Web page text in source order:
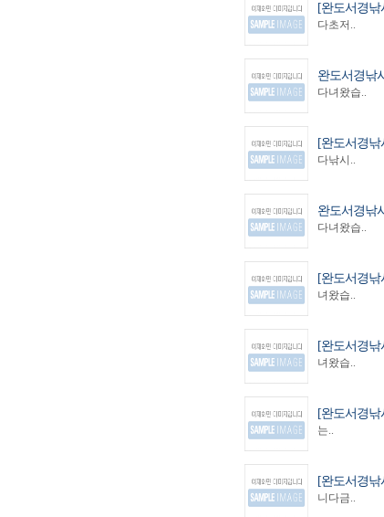
[완도서경
다초저..
완도서경낚
다녀왔습..
[완도서경
다낚시..
완도서경낚
다녀왔습..
[완도서경
녀왔습..
[완도서경
녀왔습..
[완도서경
는..
[완도서경낚
니다금..